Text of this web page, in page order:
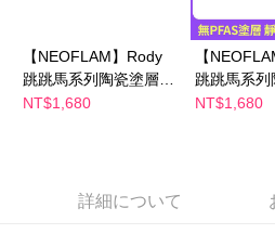
お支払期限は、ショップが請求した期日
とに計算されます。AFTEEで注文すると
を延長できますが、商品を期限内に受け
約商品や商品到着日が比較的遅い商品）。
き、限度額が設定されます。
【NEOFLAM】Rody
跳跳馬系列陶瓷塗層炒
鍋26公分-黃+玻璃蓋
NT$1,680
【
跳跳馬系列
鍋26公分-
NT$1,680
詳細について